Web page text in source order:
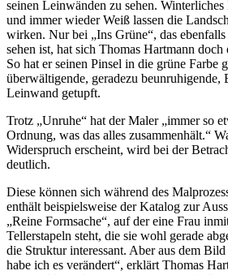
seinen Leinwänden zu sehen.
und immer wieder Weiß lassen die
wirken. Nur bei „Ins Grüne“, das
sehen ist, hat sich Thomas Hartmann doch
So hat er seinen Pinsel in die grüne Farbe
überwältigende, geradezu beunruhigende,
Leinwand getupft.
Trotz „Unruhe“ hat der Maler „immer so
Ordnung, was das alles zusammenhält.“
Widerspruch erscheint, wird bei der
deutlich.
Diese können sich während des
enthält beispielsweise der Katalog zur
„Reine Formsache“, auf der eine Frau
Tellerstapeln steht, die sie wohl gerade
die Struktur interessant. Aber aus dem
habe ich es verändert“, erklärt Thomas